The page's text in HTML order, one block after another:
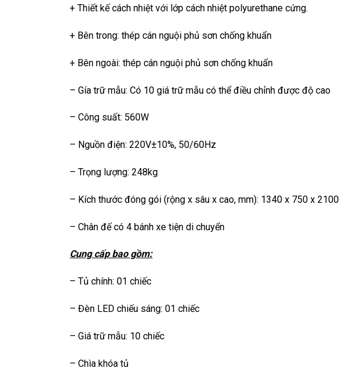
+ Thiết kế cách nhiệt với lớp cách nhiệt polyurethane cứng.
+ Bên trong: thép cán nguội phủ sơn chống khuẩn
+ Bên ngoài: thép cán nguội phủ sơn chống khuẩn
– Gía trữ mẫu: Có 10 giá trữ mẫu có thể điều chỉnh được độ cao
– Công suất: 560W
– Nguồn điện: 220V±10%, 50/60Hz
– Trọng lượng: 248kg
– Kích thước đóng gói (rộng x sâu x cao, mm): 1340 x 750 x 2100
– Chân đế có 4 bánh xe tiện di chuyển
Cung cấp bao gồm:
– Tủ chính: 01 chiếc
– Đèn LED chiếu sáng: 01 chiếc
– Giá trữ mẫu: 10 chiếc
– Chìa khóa tủ